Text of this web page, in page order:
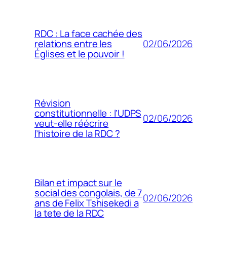
RDC : La face cachée des
relations entre les
Églises et le pouvoir !
02/06/2026
Révision
constitutionnelle : l’UDPS
veut-elle réécrire
l’histoire de la RDC ?
02/06/2026
Bilan et impact sur le
social des congolais, de 7
ans de Felix Tshisekedi a
la tete de la RDC
02/06/2026